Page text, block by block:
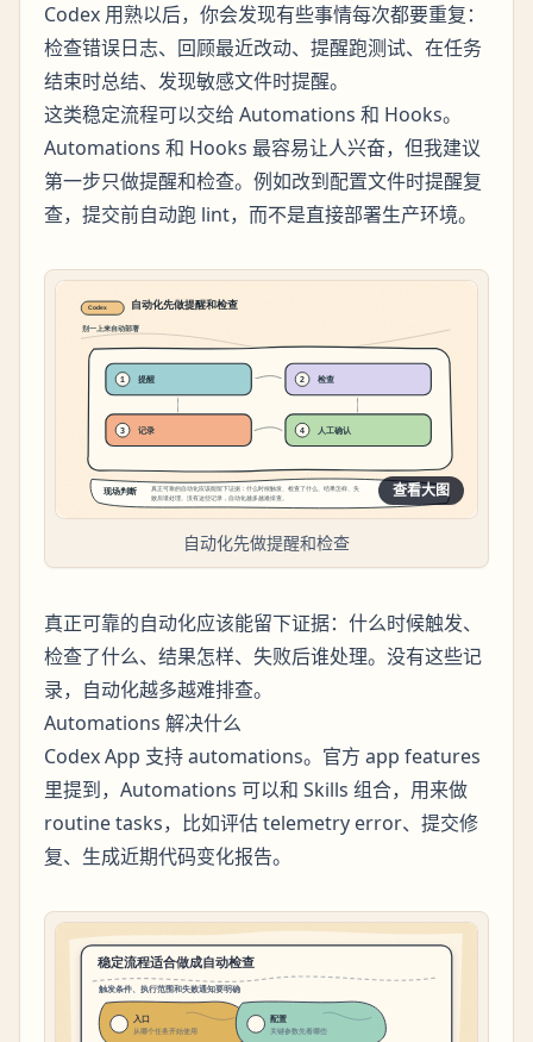
Codex 用熟以后，你会发现有些事情每次都要重复：
检查错误日志、回顾最近改动、提醒跑测试、在任务
结束时总结、发现敏感文件时提醒。
这类稳定流程可以交给 Automations 和 Hooks。
Automations 和 Hooks 最容易让人兴奋，但我建议
第一步只做提醒和检查。例如改到配置文件时提醒复
查，提交前自动跑 lint，而不是直接部署生产环境。
查看大图
自动化先做提醒和检查
真正可靠的自动化应该能留下证据：什么时候触发、
检查了什么、结果怎样、失败后谁处理。没有这些记
录，自动化越多越难排查。
Automations 解决什么
Codex App 支持 automations。官方 app features
里提到，Automations 可以和 Skills 组合，用来做
routine tasks，比如评估 telemetry error、提交修
复、生成近期代码变化报告。